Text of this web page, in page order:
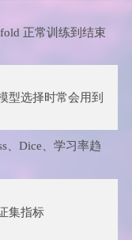
正常训练到结束
型选择时常会用到
、Dice、学习率趋
集指标